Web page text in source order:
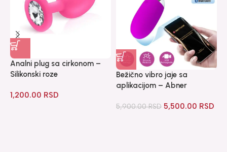
Analni plug sa cirkonom –
Silikonski roze
1,200.00 RSD
Bežično vibro jaje sa
aplikacijom – Abner
5,900.00RSD 5,500.00 RSD